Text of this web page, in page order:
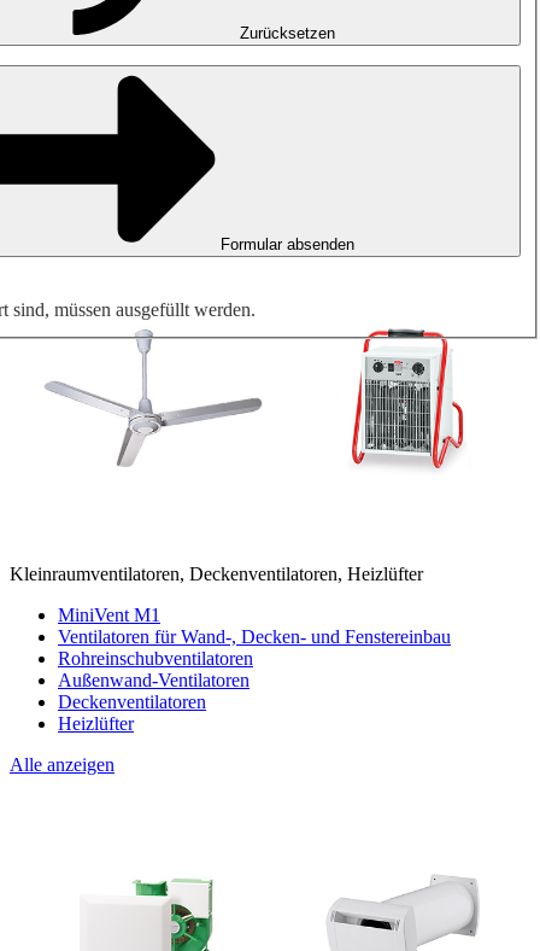
Kleinraumventilatoren, Deckenventilatoren, Heizlüfter
MiniVent M1
Ventilatoren für Wand-, Decken- und Fenstereinbau
Rohreinschubventilatoren
Außenwand-Ventilatoren
Deckenventilatoren
Heizlüfter
Alle anzeigen
Zurücksetzen
Formular absenden
sind, müssen ausgefüllt werden.